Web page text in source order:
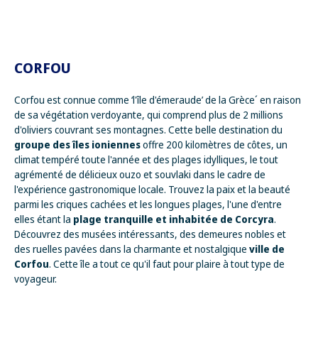
CORFOU
Corfou est connue comme ‘l'île d'émeraude’ de la Grèce´ en raison
de sa végétation verdoyante, qui comprend plus de 2 millions
d'oliviers couvrant ses montagnes. Cette belle destination du
groupe des îles ioniennesoffre 200 kilomètres de côtes, un
climat tempéré toute l'année et des plages idylliques, le tout
agrémenté de délicieux ouzo et souvlaki dans le cadre de
l'expérience gastronomique locale. Trouvez la paix et la beauté
parmi les criques cachées et les longues plages, l'une d'entre
elles étant la plage tranquille et inhabitée de Corcyra.
Découvrez des musées intéressants, des demeures nobles et
des ruelles pavées dans la charmante et nostalgique ville de
Corfou. Cette île a tout ce qu'il faut pour plaire à tout type de
voyageur.